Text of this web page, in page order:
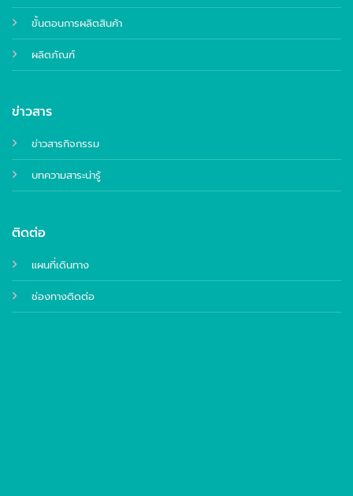
ขั้นตอนการผลิตสินค้า
ผลิตภัณฑ์
ข่าวสาร
ข่าวสารกิจกรรม
บทความสาระน่ารู้
ติดต่อ
แผนที่เดินทาง
ช่องทางติดต่อ